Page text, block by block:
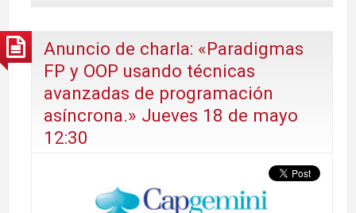
Anuncio de charla: «Paradigmas
FP y OOP usando técnicas
avanzadas de programación
asíncrona.» Jueves 18 de mayo
12:30